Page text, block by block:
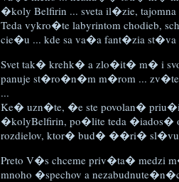
�koly Belfirin ... sveta il�zie,
Teda vykro�te labyrintom chodieb,
cie�u ... kde sa va�a fant�zia
Svet tak� krehk� a zlo�it� m� i
panuje st�ro�n�m m�rom ... zv�te
...
Ke� uzn�te, �e ste povolan�
�kolyBelfirin, po�lite teda �iados�
rozdielov, ktor� bud� ��ri� sl�vu
Preto V�s chceme priv�ta� medzi
mnoho �spechov a